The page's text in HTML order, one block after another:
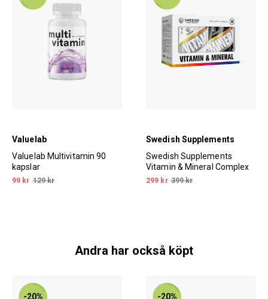
Valuelab
Valuelab Multivitamin 90
kapslar
99 kr 129 kr
Swedish Supplements
Swedish Supplements
Vitamin & Mineral Complex
299 kr 399 kr
Andra har också köpt
-20% -20%